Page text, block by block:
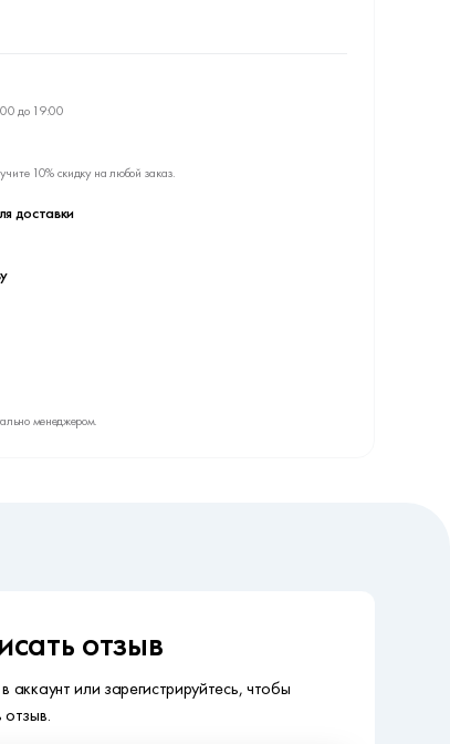
до 19:00
10% скидку на любой заказ.
доставки
менеджером.
отзыв
аккаунт или зарегистрируйтесь, чтобы
отзыв.